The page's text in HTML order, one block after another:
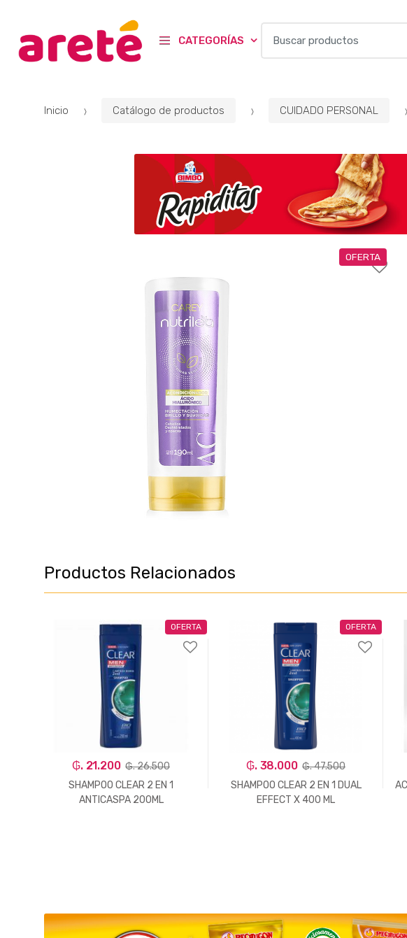
CATEGORÍAS
Inicio Catálogo de productos CUIDADO PERSONAL
OFERTA
Productos Relacionados
OFERTA
₲. 21.200 ₲. 26.500
SHAMPOO CLEAR 2 EN 1
ANTICASPA 200ML
OFERTA
₲. 38.000 ₲. 47.500
SHAMPOO CLEAR 2 EN 1 DUAL
EFFECT X 400 ML